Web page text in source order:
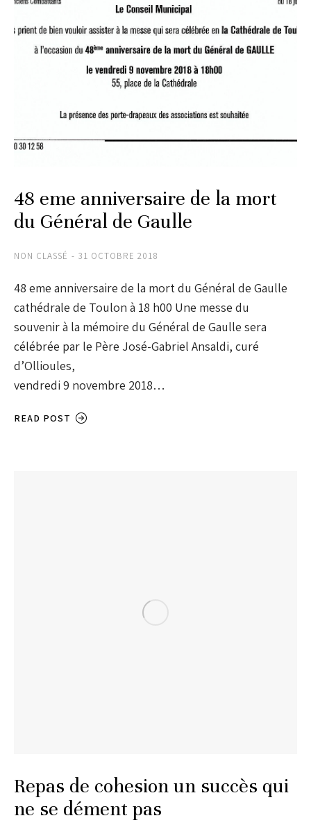
48 eme anniversaire de la mort
du Général de Gaulle
NON CLASSÉ 31 OCTOBRE 2018
48 eme anniversaire de la mort du Général de Gaulle
cathédrale de Toulon à 18 h00 Une messe du
souvenir à la mémoire du Général de Gaulle sera
célébrée par le Père José-Gabriel Ansaldi, curé
d’Ollioules,
vendredi 9 novembre 2018…
READ POST
Repas de cohesion un succès qui
ne se dément pas